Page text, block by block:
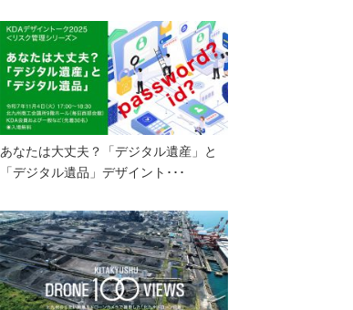
あなたは大丈夫？「デジタル遺産」と
「デジタル遺品」デザイント･･･